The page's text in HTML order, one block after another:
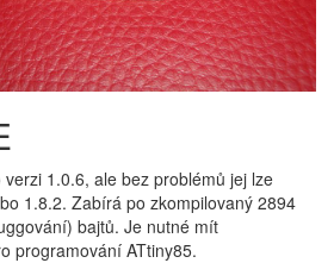
1.0.6, ale bez problémů jej lze
1.8.2. Zabírá po zkompilovaný 2894
bajtů. Je nutné mít
programování ATtiny85.